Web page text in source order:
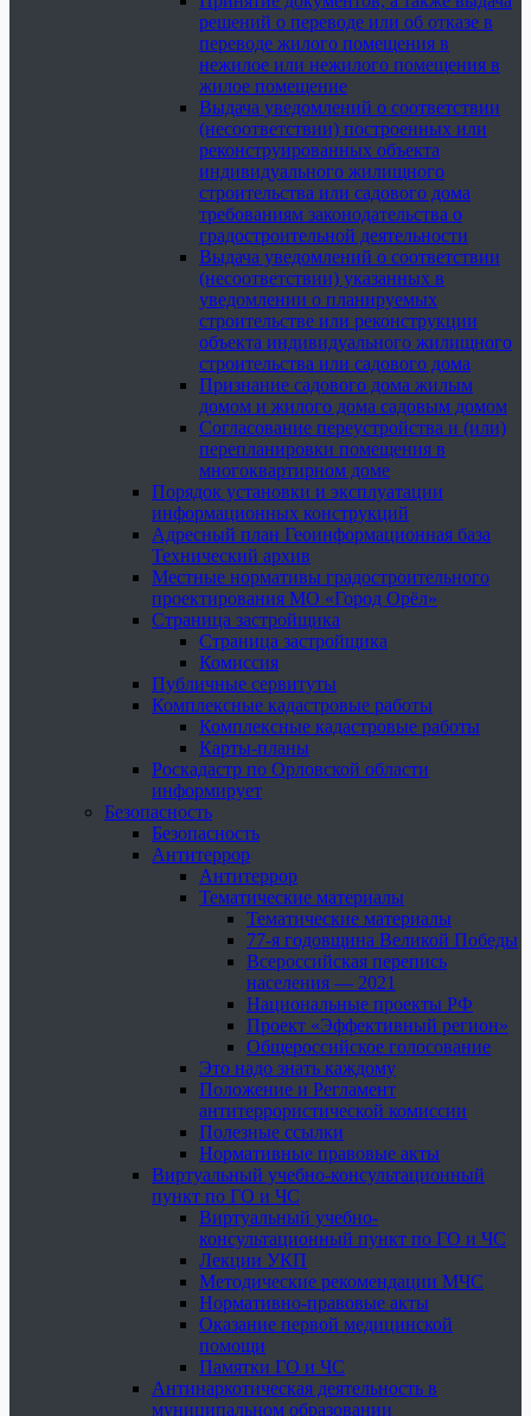
решений о переводе или об отказе в
переводе жилого помещения в
нежилое или нежилого помещения в
жилое помещение
Выдача уведомлений о соответствии
(несоответствии) построенных или
реконструированных объекта
индивидуального жилищного
строительства или садового дома
требованиям законодательства о
градостроительной деятельности
Выдача уведомлений о соответствии
(несоответствии) указанных в
уведомлении о планируемых
строительстве или реконструкции
объекта индивидуального жилищного
строительства или садового дома
Признание садового дома жилым
домом и жилого дома садовым домом
Согласование переустройства и (или)
перепланировки помещения в
многоквартирном доме
Порядок установки и эксплуатации
информационных конструкций
Адресный план Геоинформационная база
Технический архив
Местные нормативы градостроительного
проектирования МО «Город Орёл»
Страница застройщика
Страница застройщика
Комиссия
Публичные сервитуты
Комплексные кадастровые работы
Комплексные кадастровые работы
Карты-планы
Роскадастр по Орловской области
информирует
Безопасность
Безопасность
Антитеррор
Антитеррор
Тематические материалы
Тематические материалы
77-я годовщина Великой Победы
Всероссийская перепись
населения — 2021
Национальные проекты РФ
Проект «Эффективный регион»
Общероссийское голосование
Это надо знать каждому
Положение и Регламент
антитеррористической комиссии
Полезные ссылки
Нормативные правовые акты
Виртуальный учебно-консультационный
пункт по ГО и ЧС
Виртуальный учебно-
консультационный пункт по ГО и ЧС
Лекции УКП
Методические рекомендации МЧС
Нормативно-правовые акты
Оказание первой медицинской
помощи
Памятки ГО и ЧС
Антинаркотическая деятельность в
муниципальном образовании